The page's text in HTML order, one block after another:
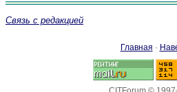
Связь с редакцией
Главная ·